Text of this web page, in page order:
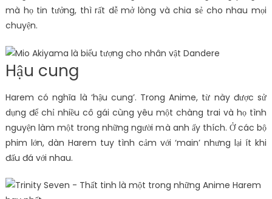
mà họ tin tưởng, thì rất dễ mở lòng và chia sẻ cho nhau mọi
chuyện.
Hậu cung
Harem có nghĩa là ‘hậu cung’. Trong Anime, từ này được sử
dụng để chỉ nhiều cô gái cùng yêu một chàng trai và họ tình
nguyện làm một trong những người mà anh ấy thích. Ở các bộ
phim lớn, dàn Harem tuy tình cảm với ‘main’ nhưng lại ít khi
đấu đá với nhau.